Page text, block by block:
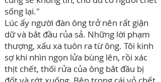
sống lại."
Lúc ấy người đàn ông trở nên rất giận
dữ và bắt đầu rủa sả. Những lời phạm
thượng, xấu xa tuôn ra từ ông. Tôi kinh
sợ khi nhìn ngọn lửa bùng lên, rồi xác
thịt chết, thối rửa của ông bắt đầu bị